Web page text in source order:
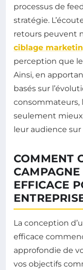
processus de
stratégie.
retours peuvent
ciblage
perception que
Ainsi, en
basés sur
consommateurs,
seulement
leur audience
COMMENT
EFFICACE
La conception
efficace
approfondie de
vos objectifs